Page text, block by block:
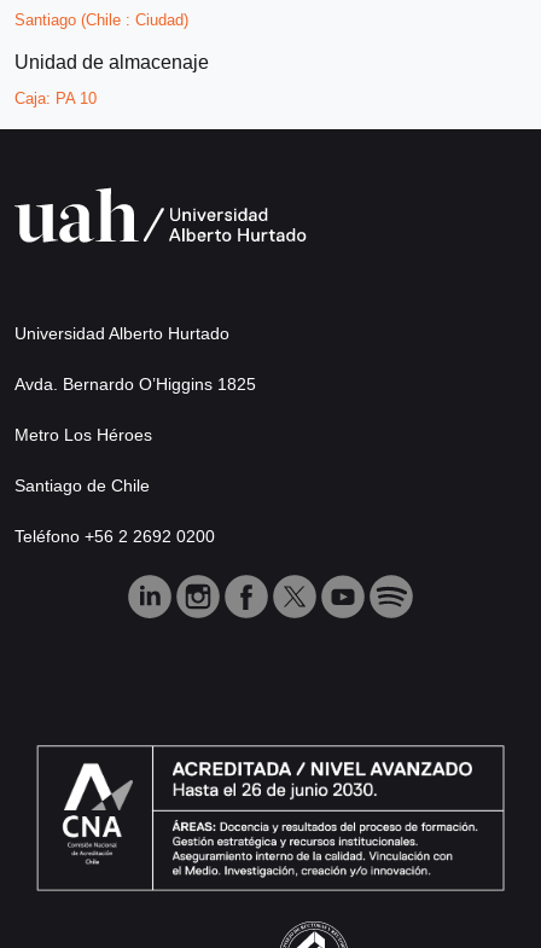
Santiago (Chile : Ciudad)
Unidad de almacenaje
Caja: PA 10
Universidad Alberto Hurtado
Avda. Bernardo O’Higgins 1825
Metro Los Héroes
Santiago de Chile
Teléfono +56 2 2692 0200